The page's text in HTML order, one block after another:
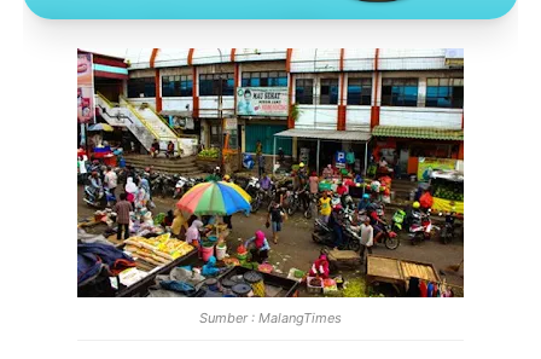
Toko Jurnal Rasa
KLIK / SENTUH UNTUK MENGUNJUNGI
Sumber : MalangTimes